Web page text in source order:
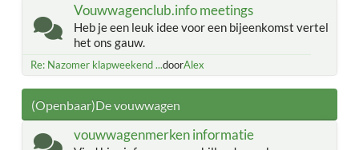
Vouwwagenclub.info meetings
Heb je een leuk idee voor een bijeenkomst vertel
het ons gauw.
Re: Nazomer klapweekend ...doorAlex
(Openbaar)De vouwwagen
vouwwagenmerken informatie